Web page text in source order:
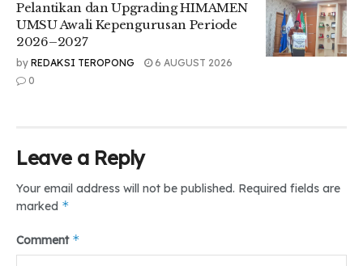
kekuatan dalam melakukan perlawanan sosial.
“Gerakan mahasiswa hari ini boleh dibilang kehilangan
momentum, karena basis gerakannya sudah dihabisi dari
luar kampus. Kita seperti kembali ke titik nol, dan ini harus
#Diskusi#Publik#Medan#Umsu#DailyTeropong
Pelantikan dan Upgrading HIMAMEN
UMSU Awali Kepengurusan Periode
2026–2027
by REDAKSI TEROPONG
6 AUGUST 2026
0
Leave a Reply
Your email address will not be published. Required fields are
marked *
Comment *